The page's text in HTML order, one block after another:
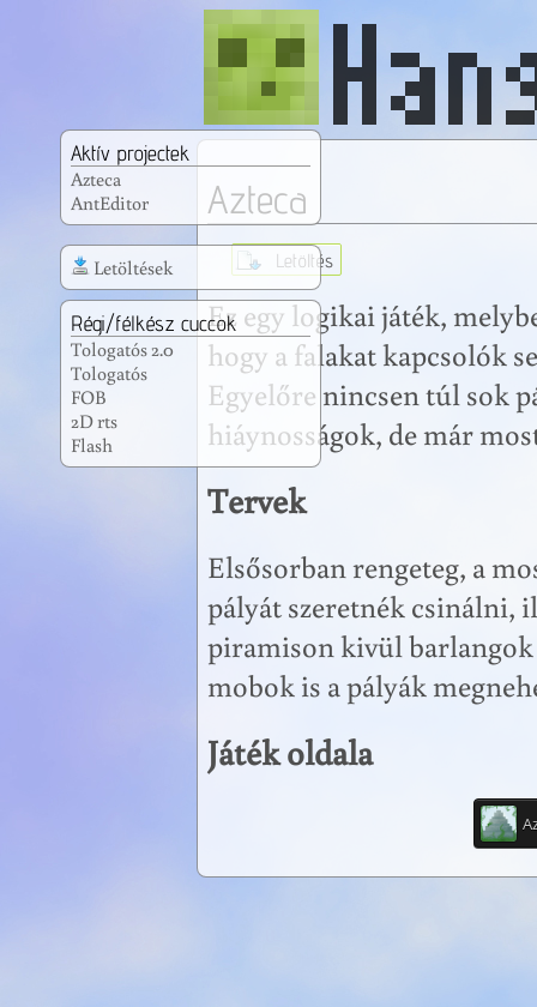
Azteca
Letöltés
Ez egy logikai játék,
hogy a falakat kapcsolók
Egyelőre nincsen túl sok
hiáynosságok, de már
Tervek
Elsősorban rengeteg, a
pályát szeretnék csinálni,
piramison kivül barlangok
mobok is a pályák
Játék oldala
Aktív projectek
Azteca
AntEditor
Letöltések
Régi/félkész cuccok
Tologatós 2.0
Tologatós
FOB
2D rts
Flash